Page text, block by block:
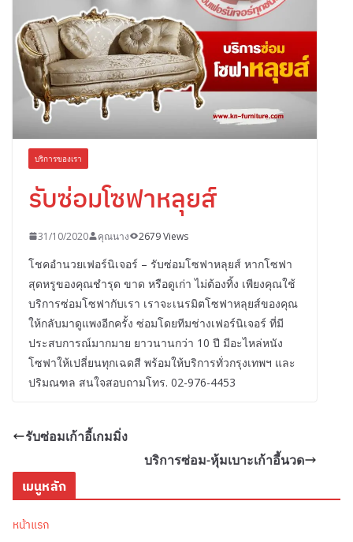
บริการของเรา
รับซ่อมโซฟาหลุยส์
31/10/2020 คุณนาง 2679 Views
โชคอำนวยเฟอร์นิเจอร์ – รับซ่อมโซฟาหลุยส์ หากโซฟา
สุดหรูของคุณชำรุด ขาด หรือดูเก่า ไม่ต้องทิ้ง เพียงคุณใช้
บริการซ่อมโซฟากับเรา เราจะเนรมิตโซฟาหลุยส์ของคุณ
ให้กลับมาดูแพงอีกครั้ง ซ่อมโดยทีมช่างเฟอร์นิเจอร์ ที่มี
ประสบการณ์มากมาย ยาวนานกว่า 10 ปี มีอะไหล่หนัง
โซฟาให้เปลี่ยนทุกเฉดสี พร้อมให้บริการทั่วกรุงเทพฯ และ
ปริมณฑล สนใจสอบถามโทร. 02-976-4453
รับซ่อมเก้าอี้เกมมิ่ง
บริการซ่อม-หุ้มเบาะเก้าอี้นวด
เมนูหลัก
หน้าแรก